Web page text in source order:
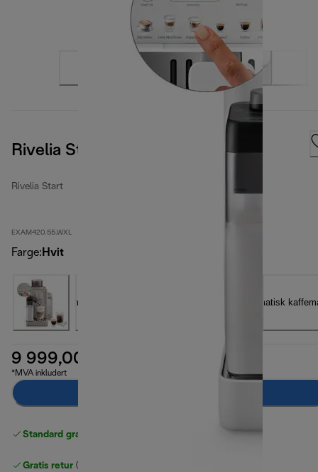
Rivelia Start Artic White
Rivelia Start
EXAM420.55.WXL
Farge: Hvit
9 999,00 kr
*MVA inkludert
Standard gratis levering
Gratis retur